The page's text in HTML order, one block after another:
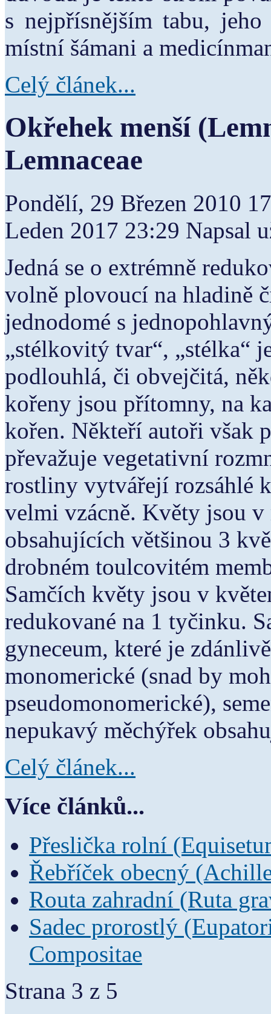
s nejpřísnějším tabu,
místní šámani a
Celý článek...
Okřehek menší
Lemnaceae
Pondělí, 29 Březen 2010
Leden 2017 23:29 Napsal
Jedná se o extrémně
volně plovoucí na hladině
jednodomé s
„stélkovitý tvar“, „stélka“
podlouhlá, či obvejčitá,
kořeny jsou přítomny, na
kořen. Někteří autoři však
převažuje vegetativní
rostliny vytvářejí rozsáhlé
velmi vzácně. Květy jsou
obsahujících většinou 3
drobném toulcovitém
Samčích květy jsou v
redukované na 1 tyčinku.
gyneceum, které je
monomerické (snad by
pseudomonomerické),
nepukavý měchýřek
Celý článek...
Více článků...
Přeslička rolní
Řebříček obecný
Routa zahradní (Ruta
Sadec prorostlý
Compositae
Strana 3 z 5